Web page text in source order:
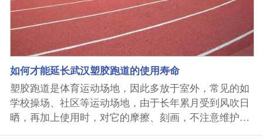
人造草的粘合是否牢固,经检查各项均符合要求后,方可
进行下一工序的施工。6、在需要镶入白线的位置剪掉
绿色人造草坪,镶入接接带,并在上面涂上胶水,然后把剪
好的白色人造草球场线镶入在铺装前标注好的球场线的
位置与拼接带进行粘结。7、根据场地的需要洒上石英
砂和胶粒。如果需要洒石英砂就把石英砂或黑胶粒倒入
洒粒机,推动洒粒机即可进行石英砂或黑胶粒充入人造草
坪...
如何才能延长武汉塑胶跑道的使用寿命
塑胶跑道是体育运动场地，因此多放于室外，常见的如
学校操场、社区等运动场地，由于长年累月受到风吹日
晒，再加上使用时，对它的摩擦、刻画，不注意维护等